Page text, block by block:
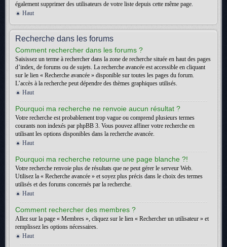
également supprimer des utilisateurs de votre liste depuis cette même page.
Haut
Recherche dans les forums
Comment rechercher dans les forums ?
Saisissez un terme à rechercher dans la zone de recherche située en haut des pages
d’index, de forums ou de sujets. La recherche avancée est accessible en cliquant
sur le lien « Recherche avancée » disponible sur toutes les pages du forum.
L’accès à la recherche peut dépendre des thèmes graphiques utilisés.
Haut
Pourquoi ma recherche ne renvoie aucun résultat ?
Votre recherche est probablement trop vague ou comprend plusieurs termes
courants non indexés par phpBB 3. Vous pouvez affiner votre recherche en
utilisant les options disponibles dans la recherche avancée.
Haut
Pourquoi ma recherche retourne une page blanche ?!
Votre recherche renvoie plus de résultats que ne peut gérer le serveur Web.
Utilisez la « Recherche avancée » et soyez plus précis dans le choix des termes
utilisés et des forums concernés par la recherche.
Haut
Comment rechercher des membres ?
Allez sur la page « Membres », cliquez sur le lien « Rechercher un utilisateur » et
remplissez les options nécessaires.
Haut